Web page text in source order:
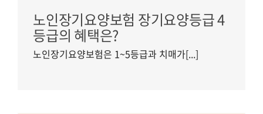
노인장기요양보험 장기요양등급 4
등급의 혜택은?
노인장기요양보험은 1~5등급과 치매가[...]